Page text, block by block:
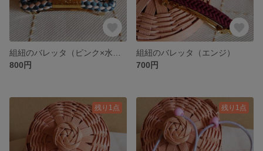
800円
組紐のバレッタ（エンジ）
700円
残り1点 残り1点